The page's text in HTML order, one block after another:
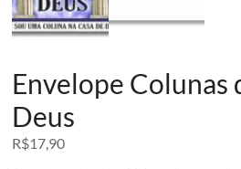
Envelope Colunas
Deus
R$17,90